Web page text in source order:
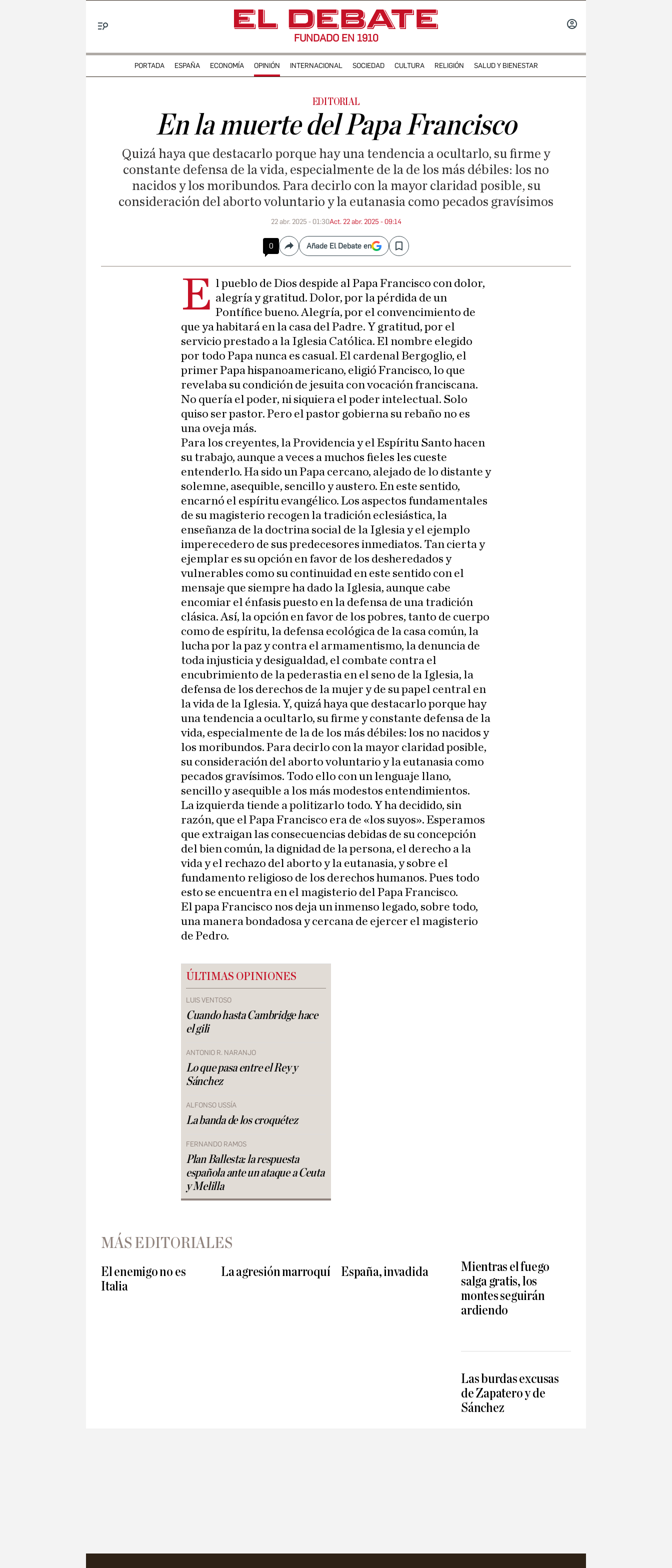
FUNDADO EN 1910
PORTADA ESPAÑA ECONOMÍA OPINIÓN INTERNACIONAL SOCIEDAD CULTURA RELIGIÓN SALUD Y BIENESTAR
EDITORIAL
En la muerte del Papa Francisco
Quizá haya que destacarlo porque hay una tendencia a ocultarlo, su firme y
constante defensa de la vida, especialmente de la de los más débiles: los no
nacidos y los moribundos. Para decirlo con la mayor claridad posible, su
consideración del aborto voluntario y la eutanasia como pecados gravísimos
22 abr. 2025 - 01:30Act. 22 abr. 2025 - 09:14
0 CompartirAñade El Debate en Save
E l pueblo de Dios despide al Papa Francisco con dolor,
alegría y gratitud. Dolor, por la pérdida de un
Pontífice bueno. Alegría, por el convencimiento de
que ya habitará en la casa del Padre. Y gratitud, por el
servicio prestado a la Iglesia Católica. El nombre elegido
por todo Papa nunca es casual. El cardenal Bergoglio, el
primer Papa hispanoamericano, eligió Francisco, lo que
revelaba su condición de jesuita con vocación franciscana.
No quería el poder, ni siquiera el poder intelectual. Solo
quiso ser pastor. Pero el pastor gobierna su rebaño no es
una oveja más.
Para los creyentes, la Providencia y el Espíritu Santo hacen
su trabajo, aunque a veces a muchos fieles les cueste
entenderlo. Ha sido un Papa cercano, alejado de lo distante y
solemne, asequible, sencillo y austero. En este sentido,
encarnó el espíritu evangélico. Los aspectos fundamentales
de su magisterio recogen la tradición eclesiástica, la
enseñanza de la doctrina social de la Iglesia y el ejemplo
imperecedero de sus predecesores inmediatos. Tan cierta y
ejemplar es su opción en favor de los desheredados y
vulnerables como su continuidad en este sentido con el
mensaje que siempre ha dado la Iglesia, aunque cabe
encomiar el énfasis puesto en la defensa de una tradición
clásica. Así, la opción en favor de los pobres, tanto de cuerpo
como de espíritu, la defensa ecológica de la casa común, la
lucha por la paz y contra el armamentismo, la denuncia de
toda injusticia y desigualdad, el combate contra el
encubrimiento de la pederastia en el seno de la Iglesia, la
defensa de los derechos de la mujer y de su papel central en
la vida de la Iglesia. Y, quizá haya que destacarlo porque hay
una tendencia a ocultarlo, su firme y constante defensa de la
vida, especialmente de la de los más débiles: los no nacidos y
los moribundos. Para decirlo con la mayor claridad posible,
su consideración del aborto voluntario y la eutanasia como
pecados gravísimos. Todo ello con un lenguaje llano,
sencillo y asequible a los más modestos entendimientos.
La izquierda tiende a politizarlo todo. Y ha decidido, sin
razón, que el Papa Francisco era de «los suyos». Esperamos
que extraigan las consecuencias debidas de su concepción
del bien común, la dignidad de la persona, el derecho a la
vida y el rechazo del aborto y la eutanasia, y sobre el
fundamento religioso de los derechos humanos. Pues todo
esto se encuentra en el magisterio del Papa Francisco.
El papa Francisco nos deja un inmenso legado, sobre todo,
una manera bondadosa y cercana de ejercer el magisterio
de Pedro.
ÚLTIMAS OPINIONES
LUIS VENTOSO
Cuando hasta Cambridge hace
el gili
ANTONIO R. NARANJO
Lo que pasa entre el Rey y
Sánchez
ALFONSO USSÍA
La banda de los croquétez
FERNANDO RAMOS
Plan Ballesta: la respuesta
española ante un ataque a Ceuta
y Melilla
MÁS EDITORIALES
El enemigo no es
Italia
La agresión marroquí España, invadida
Mientras el fuego
salga gratis, los
montes seguirán
ardiendo
Las burdas excusas
de Zapatero y de
Sánchez